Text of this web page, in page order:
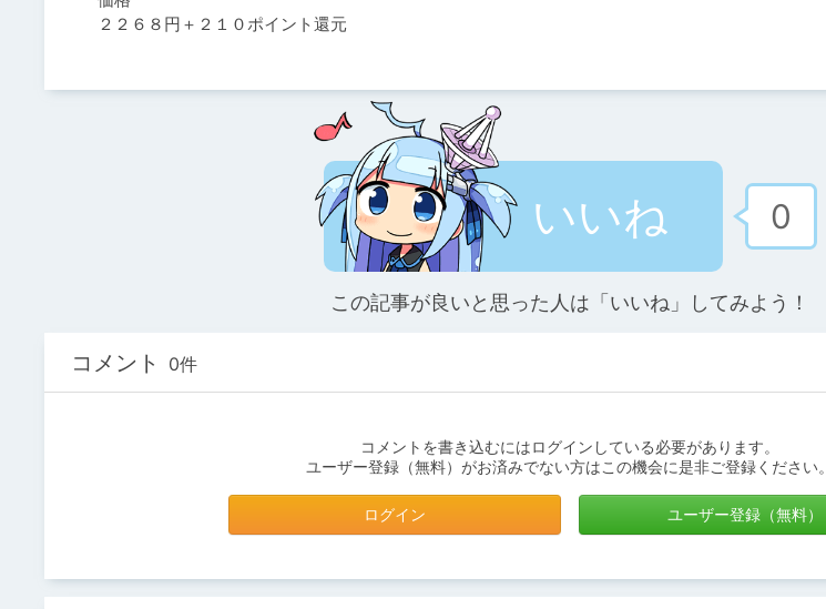
２２６８円＋２１０ポイント還元
いいね 0
この記事が良いと思った人は「いいね」してみよう！
コメント 0件
コメントを書き込むにはログインしている必要があります。
ユーザー登録（無料）がお済みでない方はこの機会に是非ご登録ください。
ログイン ユーザー登録（無料）